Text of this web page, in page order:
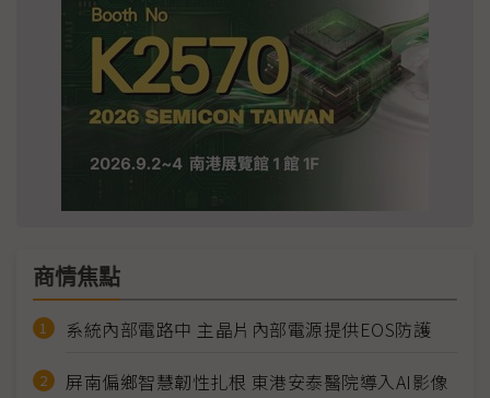
商情焦點
系統內部電路中 主晶片內部電源提供EOS防護
屏南偏鄉智慧韌性扎根 東港安泰醫院導入AI影像